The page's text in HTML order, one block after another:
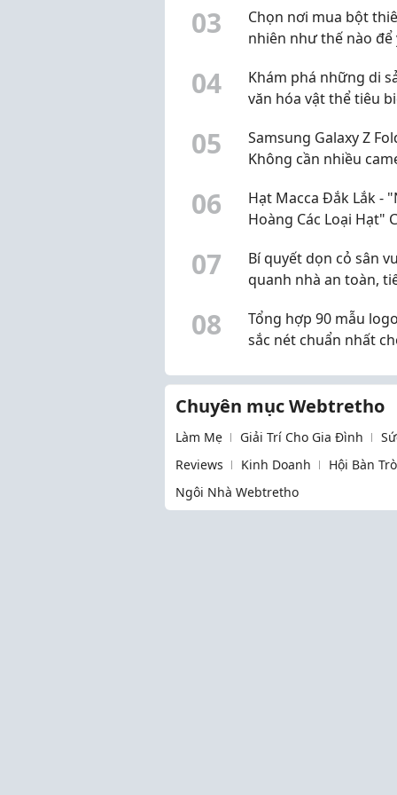
03
Chọn nơi mua bột
nhiên như thế nào để
04
Khám phá những di
văn hóa vật thể tiêu
05
Samsung Galaxy Z
Không cần nhiều
06
Hạt Macca Đắk Lắk -
Hoàng Các Loại Hạt"
07
Bí quyết dọn cỏ sân
quanh nhà an toàn,
08
Tổng hợp 90 mẫu
sắc nét chuẩn nhất
Chuyên mục Webtretho
Làm Mẹ Giải Trí Cho Gia Đình
Reviews
Kinh Doanh Hội Bàn
Ngôi Nhà Webtretho